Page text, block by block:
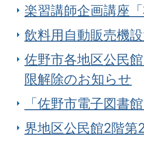
楽習講師企画講座
飲料用自動販売機
佐野市各地区公民
限解除のお知らせ
「佐野市電子図書
界地区公民館2階